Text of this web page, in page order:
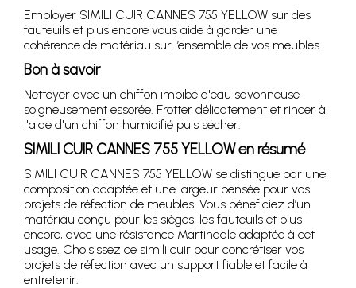
Employer SIMILI CUIR CANNES 755 YELLOW sur des
fauteuils et plus encore vous aide à garder une
cohérence de matériau sur l’ensemble de vos meubles.
Bon à savoir
Nettoyer avec un chiffon imbibé d'eau savonneuse
soigneusement essorée. Frotter délicatement et rincer à
l'aide d'un chiffon humidifié puis sécher.
SIMILI CUIR CANNES 755 YELLOW en résumé
SIMILI CUIR CANNES 755 YELLOW se distingue par une
composition adaptée et une largeur pensée pour vos
projets de réfection de meubles. Vous bénéficiez d’un
matériau conçu pour les sièges, les fauteuils et plus
encore, avec une résistance Martindale adaptée à cet
usage. Choisissez ce simili cuir pour concrétiser vos
projets de réfection avec un support fiable et facile à
entretenir.